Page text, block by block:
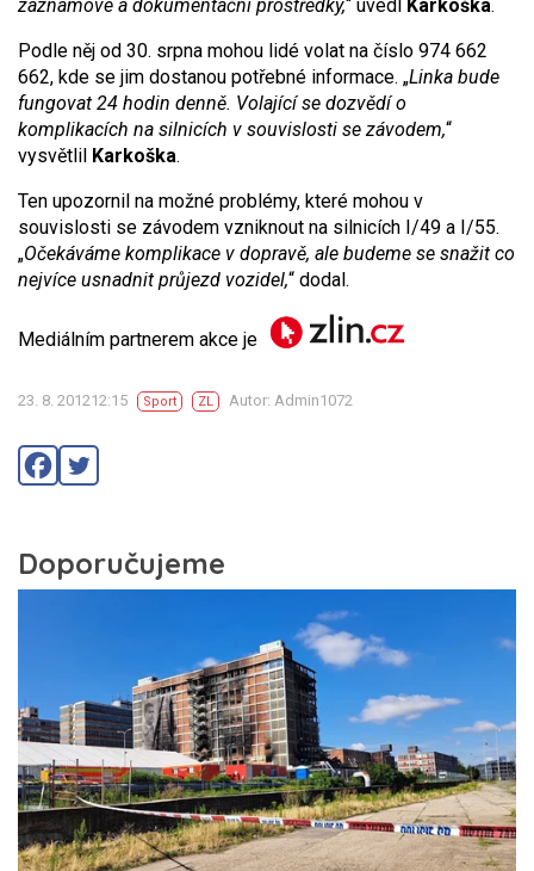
záznamové a dokumentační prostředky,“ uvedl Karkoška.
Podle něj od 30. srpna mohou lidé volat na číslo 974 662
662, kde se jim dostanou potřebné informace. „Linka bude
fungovat 24 hodin denně. Volající se dozvědí o
komplikacích na silnicích v souvislosti se závodem,“
vysvětlil Karkoška.
Ten upozornil na možné problémy, které mohou v
souvislosti se závodem vzniknout na silnicích I/49 a I/55.
„Očekáváme komplikace v dopravě, ale budeme se snažit co
nejvíce usnadnit průjezd vozidel,“ dodal.
Mediálním partnerem akce je
23. 8. 201212:15 Sport ZL Autor: Admin1072